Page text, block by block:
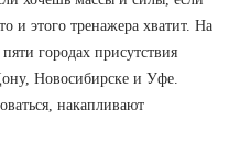
и этого тренажера хватит. На
городах присутствия
Новосибирске и Уфе.
накапливают